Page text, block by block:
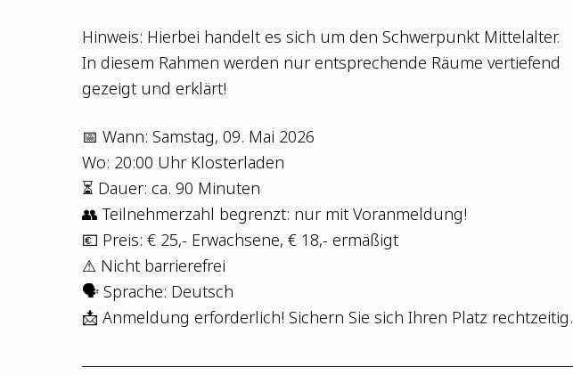
Hin­weis: Hier­bei han­delt es sich um den Schwer­punkt Mit­tel­al­ter.
In die­sem Rah­men wer­den nur ent­spre­chen­de Räu­me ver­tie­fend
gezeigt und erklärt!
📅 Wann: Sams­tag, 09. Mai 2026
Wo: 20:00 Uhr Klosterladen
⏳ Dau­er: ca. 90 Minuten
👥 Teil­neh­mer­zahl begrenzt: nur mit Voranmeldung!
💶 Preis: € 25,- Erwach­se­ne, € 18,- ermäßigt
⚠ Nicht barrierefrei
🗣 Spra­che: Deutsch
📩 Anmel­dung erfor­der­lich! Sichern Sie sich Ihren Platz rechtzeitig.